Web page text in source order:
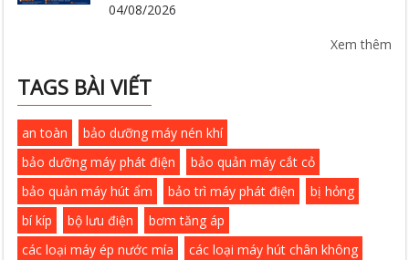
04/08/2026
Xem thêm
TAGS BÀI VIẾT
an toàn
bảo dưỡng máy nén khí
bảo dưỡng máy phát điện
bảo quản máy cắt cỏ
bảo quản máy hút ẩm
bảo trì máy phát điện
bị hỏng
bí kíp
bộ lưu điện
bơm tăng áp
các loại máy ép nước mía
các loại máy hút chân không